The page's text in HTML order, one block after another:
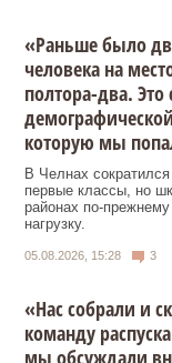
«Раньше было
человека на
полтора-два. Это
которую мы
В Челнах
первые классы, но
районах по-
нагрузку.
05.08.2026, 15:28 3
«Нас собрали и
команду
мы обсуждали